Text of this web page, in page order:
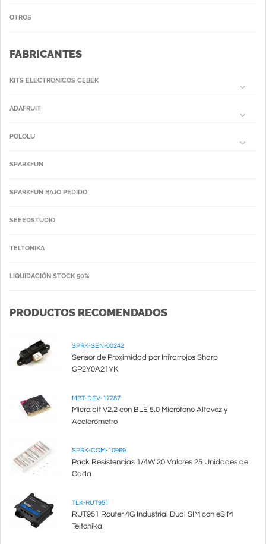
OTROS
FABRICANTES
KITS ELECTRÓNICOS CEBEK
ADAFRUIT
POLOLU
SPARKFUN
SPARKFUN BAJO PEDIDO
SEEEDSTUDIO
TELTONIKA
LIQUIDACIÓN STOCK 50%
PRODUCTOS RECOMENDADOS
SPRK-SEN-00242
Sensor de Proximidad por Infrarrojos Sharp
GP2Y0A21YK
MBT-DEV-17287
Micro:bit V2.2 con BLE 5.0 Micrófono Altavoz y
Acelerómetro
SPRK-COM-10969
Pack Resistencias 1/4W 20 Valores 25 Unidades de
Cada
TLK-RUT951
RUT951 Router 4G Industrial Dual SIM con eSIM
Teltonika